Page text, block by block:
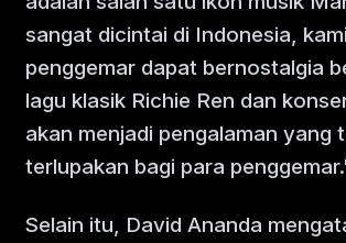
sangat dicintai di Indonesia,
penggemar dapat bernostalgia
lagu klasik Richie Ren dan
akan menjadi pengalaman yang
terlupakan bagi para
Selain itu, David Ananda